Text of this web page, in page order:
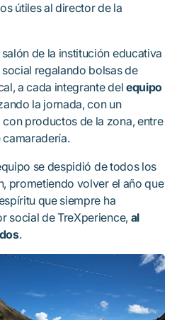
útiles al director de la
de la institución educativa
regalando bolsas de
a cada integrante del equipo
la jornada, con un
productos de la zona, entre
camaradería.
se despidió de todos los
prometiendo volver el año que
que siempre ha
social de TreXperience, al
.